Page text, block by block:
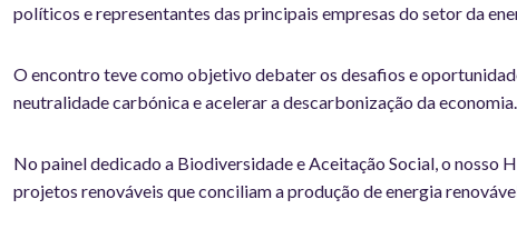
políticos e representantes das principais empresas do setor da
O encontro teve como objetivo debater os desafios e
neutralidade carbónica e acelerar a descarbonização da economia.
No painel dedicado a Biodiversidade e Aceitação Social, o nosso
projetos renováveis que conciliam a produção de energia